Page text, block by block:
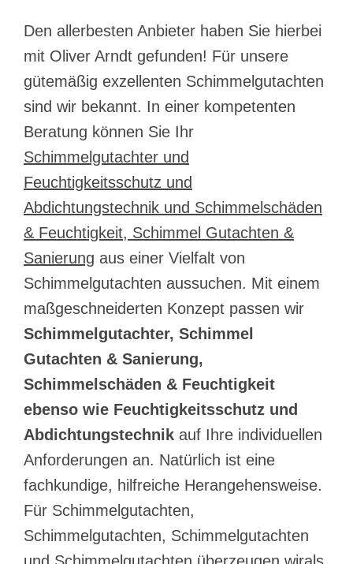
Den allerbesten Anbieter haben Sie hierbei
mit Oliver Arndt gefunden! Für unsere
gütemäßig exzellenten Schimmelgutachten
sind wir bekannt. In einer kompetenten
Beratung können Sie Ihr
Schimmelgutachter und
Feuchtigkeitsschutz und
Abdichtungstechnik und Schimmelschäden
& Feuchtigkeit, Schimmel Gutachten &
Sanierung aus einer Vielfalt von
Schimmelgutachten aussuchen. Mit einem
maßgeschneiderten Konzept passen wir
Schimmelgutachter, Schimmel
Gutachten & Sanierung,
Schimmelschäden & Feuchtigkeit
ebenso wie Feuchtigkeitsschutz und
Abdichtungstechnik auf Ihre individuellen
Anforderungen an. Natürlich ist eine
fachkundige, hilfreiche Herangehensweise.
Für Schimmelgutachten,
Schimmelgutachten, Schimmelgutachten